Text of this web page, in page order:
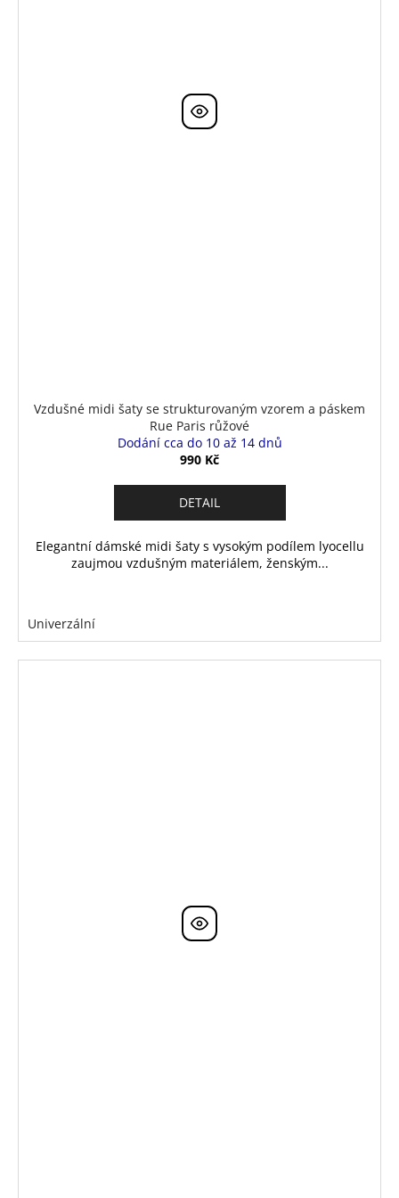
Vzdušné midi šaty se strukturovaným vzorem a páskem
Rue Paris růžové
Dodání cca do 10 až 14 dnů
990 Kč
DETAIL
Elegantní dámské midi šaty s vysokým podílem lyocellu
zaujmou vzdušným materiálem, ženským...
Univerzální